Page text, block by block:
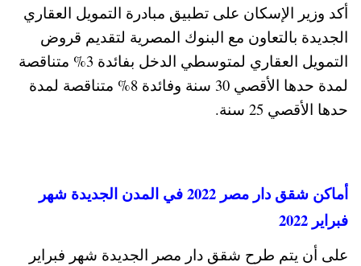
أكد وزير الإسكان على تطبيق مبادرة التمويل العقاري
الجديدة بالتعاون مع البنوك المصرية لتقديم قروض
التمويل العقاري لمتوسطي الدخل بفائدة 3% متناقصة
لمدة حدها الأقصي 30 سنة وفائدة 8% متناقصة لمدة
حدها الأقصي 25 سنة.
أماكن شقق دار مصر 2022 في المدن الجديدة شهر
فبراير 2022
على أن يتم طرح شقق دار مصر الجديدة شهر فبراير